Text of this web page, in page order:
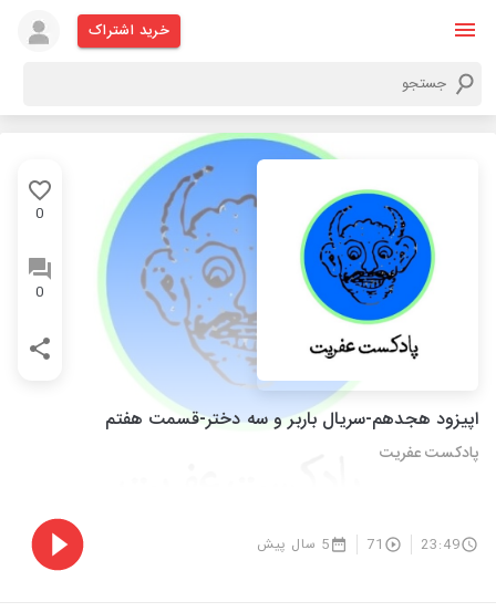
خرید اشتراک
0
0
اپیزود هجدهم-سریال باربر و سه دختر-قسمت هفتم
پادکست عفریت
23:49
71 5 سال پیش